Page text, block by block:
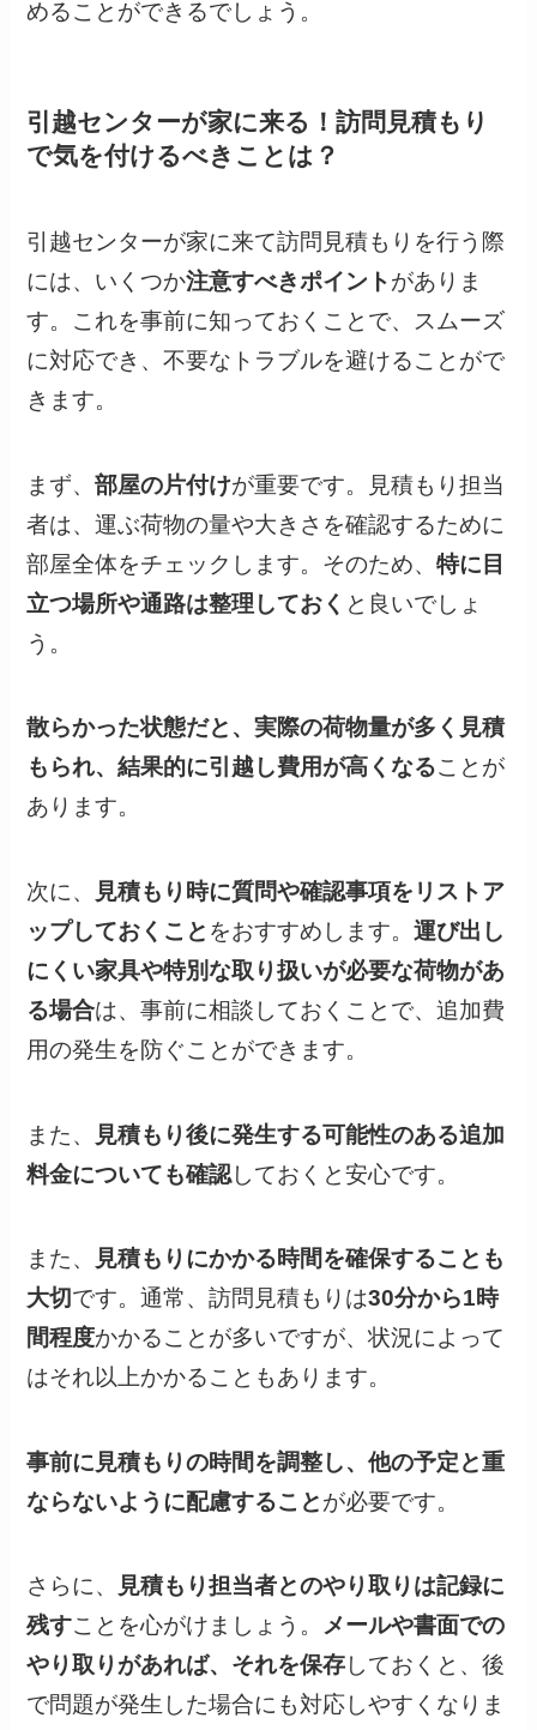
めることができるでしょう。
引越センターが家に来る！訪問見積もり
で気を付けるべきことは？
引越センターが家に来て訪問見積もりを行う際
には、いくつか注意すべきポイントがありま
す。これを事前に知っておくことで、スムーズ
に対応でき、不要なトラブルを避けることがで
きます。
まず、部屋の片付けが重要です。見積もり担当
者は、運ぶ荷物の量や大きさを確認するために
部屋全体をチェックします。そのため、特に目
立つ場所や通路は整理しておく と良いでしょ
う。
散らかった状態だと、実際の荷物量が多く見積
もられ、結果的に引越し費用が高くなることが
あります。
次に、
見積もり時に質問や確認事項をリストア
ップしておくこと をおすすめします。運び出し
にくい家具や特別な取り扱いが必要な荷物があ
る場合は、事前に相談しておくことで、追加費
用の発生を防ぐことができます。
また、
見積もり後に発生する可能性のある追加
料金についても確認しておくと安心です。
また、
見積もりにかかる時間を確保することも
大切です。通常、訪問見積もりは30分から1時
間程度かかることが多いですが、状況によって
はそれ以上かかることもあります。
事前に見積もりの時間を調整し、他の予定と重
ならないように配慮することが必要です。
さらに、
見積もり担当者とのやり取りは記録に
残すことを心がけましょう。 メールや書面での
やり取りがあれば、それを保存しておくと、後
で問題が発生した場合にも対応しやすくなりま